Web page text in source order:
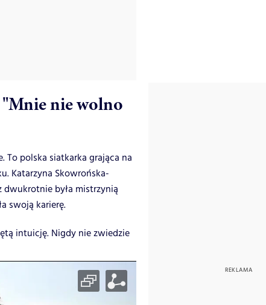
nie wolno
To polska siatkarka grająca na
Katarzyna Skowrońska-
dwukrotnie była mistrzynią
swoją karierę.
intuicję. Nigdy nie zwiedzie